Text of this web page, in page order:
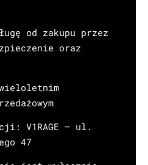
od zakupu przez
oraz
V1RAGE – ul.
47